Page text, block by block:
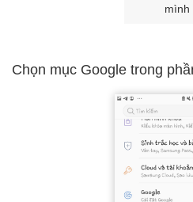
mình
Chọn mục Google trong